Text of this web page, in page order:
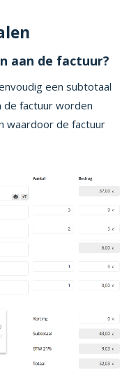
aan de factuur?
een subtotaal
de factuur worden
waardoor de factuur